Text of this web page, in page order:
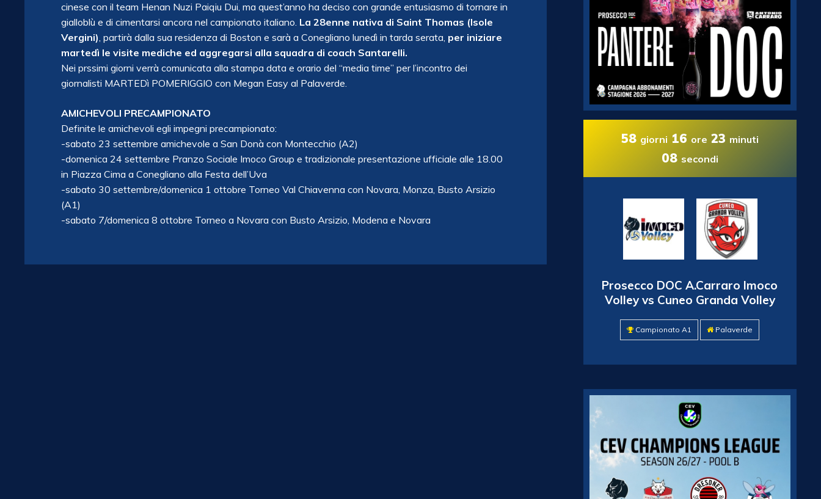
cinese con il team Henan Nuzi Paiqiu Dui, ma quest’anno ha deciso con grande entusiasmo di tornare in
gialloblù e di cimentarsi ancora nel campionato italiano. La 28enne nativa di Saint Thomas (Isole
Vergini), partirà dalla sua residenza di Boston e sarà a Conegliano lunedì in tarda serata, per iniziare
martedì le visite mediche ed aggregarsi alla squadra di coach Santarelli.
Nei prssimi giorni verrà comunicata alla stampa data e orario del “media time” per l’incontro dei
giornalisti MARTEDì POMERIGGIO con Megan Easy al Palaverde.
AMICHEVOLI PRECAMPIONATO
Definite le amichevoli egli impegni precampionato:
-sabato 23 settembre amichevole a San Donà con Montecchio (A2)
-domenica 24 settembre Pranzo Sociale Imoco Group e tradizionale presentazione ufficiale alle 18.00
in Piazza Cima a Conegliano alla Festa dell’Uva
-sabato 30 settembre/domenica 1 ottobre Torneo Val Chiavenna con Novara, Monza, Busto Arsizio
(A1)
-sabato 7/domenica 8 ottobre Torneo a Novara con Busto Arsizio, Modena e Novara
58 giorni 16 ore 23 minuti
07 secondi
Prosecco DOC A.Carraro Imoco
Volley vs Cuneo Granda Volley
Campionato A1 Palaverde